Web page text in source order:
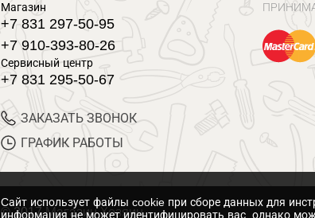
Магазин
+7 831 297-50-95
+7 910-393-80-26
Сервисный центр
+7 831 295-50-67
ЗАКАЗАТЬ ЗВОНОК
ГРАФИК РАБОТЫ
© 2017 Магазин Хозяин
Cайт использует файлы cookie при сборе данных для
информация не может идентифицировать вас, однако